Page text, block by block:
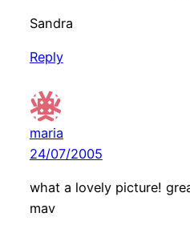
Sandra
Reply
maria
24/07/2005
what a lovely picture!
mav